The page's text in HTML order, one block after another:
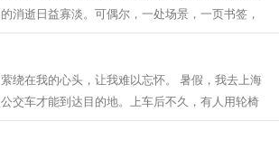
消逝日益寡淡。可偶尔，一处场景，一页书签，
大的躯干，便...
绕在我的心头，让我难以忘怀。 暑假，我去上海
交车才能到达目的地。上车后不久，有人用轮椅
头银发，身体...